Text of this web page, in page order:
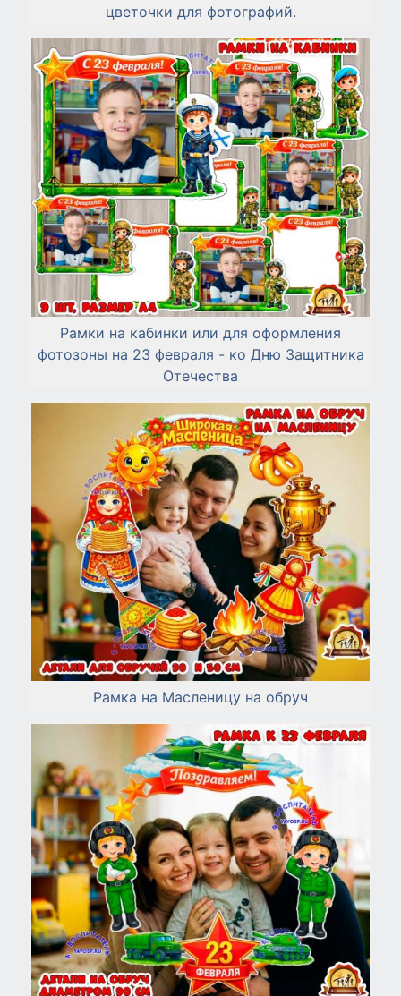
цветочки для фотографий.
Рамки на кабинки или для оформления
фотозоны на 23 февраля - ко Дню Защитника
Отечества
Рамка на Масленицу на обруч